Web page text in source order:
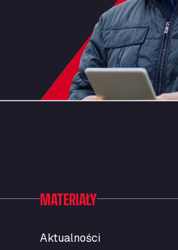
MATERIAŁY
Aktualności